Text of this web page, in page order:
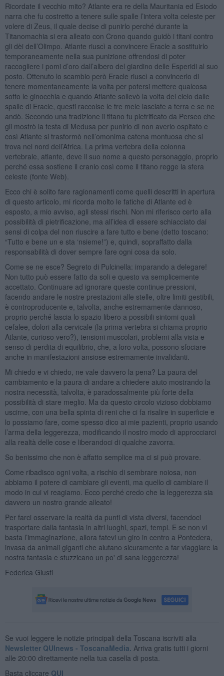
Ricordate il vecchio mito? Atlante era re della Mauritania ed Esiodo
narra che fu costretto a tenere sulle spalle l’intera volta celeste per
volere di Zeus, il quale decise di punirlo perché durante la
Titanomachia si era alleato con Crono quando guidò i titani contro
gli dèi dell’Olimpo. Atlante riuscì a convincere Eracle a sostituirlo
temporaneamente nella sua punizione offrendosi di poter
raccogliere i pomi d’oro dall’albero del giardino delle Esperidi al suo
posto. Ottenuto lo scambio però Eracle riuscì a convincerlo di
tenere momentaneamente la volta per potersi mettere qualcosa
sotto le ginocchia e quando Atlante sollevò la volta del cielo dalle
spalle di Eracle, questi raccolse le tre mele lasciate a terra e se ne
andò. Secondo una tradizione il titano fu pietrificato da Perseo che
gli mostrò la testa di Medusa per punirlo di non averlo ospitato e
così Atlante si trasformò nell’omonima catena montuosa che si
trova nel nord dell’Africa. La prima vertebra della colonna
vertebrale, atlante, deve il suo nome a questo personaggio, proprio
perché essa sostiene il cranio così come il titano regge la sfera
celeste (fonte Web).
Ecco chi è solito fare ragionamenti come quelli descritti in apertura
di questo articolo, mi ricorda molto le fatiche di Atlante ed è
esposto, a mio avviso, agli stessi rischi. Non mi riferisco certo alla
possibilità di pietrificazione, ma all’idea di essere schiacciato dai
sensi di colpa del non riuscire a fare tutto e bene (detto toscano:
“Tutto e bene un e sta ‘nsieme!”) e, quindi, sopraffatto dalla
responsabilità di dover sempre fare ogni cosa da solo.
Come se ne esce? Segreto di Pulcinella: imparando a delegare!
Non tutto può essere fatto da soli e questo va semplicemente
accettato. Continuare ad ignorare queste continue pressioni,
facendo andare le nostre prestazioni alle stelle, oltre limiti gestibili,
è controproducente e, talvolta, anche estremamente dannoso,
proprio perché lascia lo spazio libero a possibili sintomi quali
cefalee, dolori alla cervicale (la prima vertebra si chiama proprio
Atlante, curioso vero?), tensioni muscolari, problemi alla vista e
senso di perdita di equilibrio, che, a loro volta, possono sfociare
anche in manifestazioni ansiose estremamente invalidanti.
Mi chiedo e vi chiedo, ne vale davvero la pena? La paura del
cambiamento e la paura di andare a chiedere aiuto mostrando la
nostra necessità, talvolta, è paradossalmente più forte della
possibilità di stare meglio. Ma da questo circolo vizioso dobbiamo
uscirne, con una bella spinta di reni che ci fa risalire in superficie e
lo possiamo fare, come spesso dico ai mie pazienti, proprio usando
l’arma della leggerezza, modificando il nostro modo di approcciarci
alla realtà delle cose e liberandoci di qualche zavorra.
So benissimo che non è affatto semplice ma ci si può provare.
Come ribadisco ogni volta, a rischio di sembrare noiosa, non
abbiamo il potere di cambiare gli eventi, ma quello di cambiare il
modo in cui vi reagiamo. Ecco perché credo che la leggerezza sia
davvero un nostro grande alleato!
Per farci osservare la realtà da punti di vista diversi, facendoci
trasportare dalla fantasia in altri luoghi, spazi, tempi. E se non vi
basta l’immaginazione, allora fatevi un giro in centro a Pontedera,
invasa da animali giganti che aiutano sicuramente a far viaggiare la
nostra fantasia e stuzzicano un po' di sana leggerezza!
Federica Giusti
Se vuoi leggere le notizie principali della Toscana iscriviti alla
Newsletter QUInews - ToscanaMedia. Arriva gratis tutti i giorni
alle 20:00 direttamente nella tua casella di posta.
Basta cliccare QUI